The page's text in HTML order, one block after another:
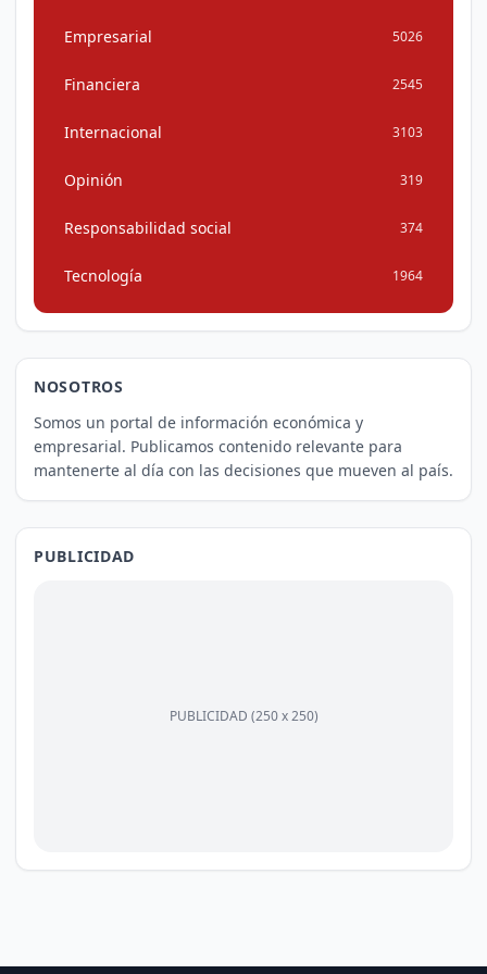
Empresarial 5026
Financiera 2545
Internacional 3103
Opinión 319
Responsabilidad social 374
Tecnología 1964
NOSOTROS
Somos un portal de información económica y
empresarial. Publicamos contenido relevante para
mantenerte al día con las decisiones que mueven al país.
PUBLICIDAD
PUBLICIDAD (250 x 250)